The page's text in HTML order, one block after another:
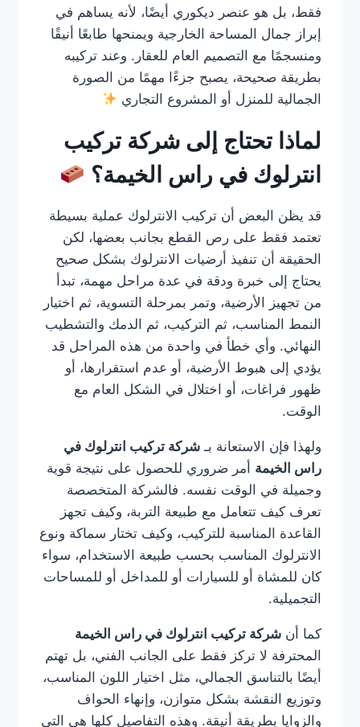
فقط، بل هو عنصر ديكوري أيضًا، لأنه يساهم في
إبراز جمال المساحة الخارجية ويمنحها طابعًا أنيقًا
ومنسجمًا مع التصميم العام للعقار. وعند تركيبه
بطريقة صحيحة، يصبح جزءًا مهمًا من الصورة
الجمالية للمنزل أو المشروع التجاري
لماذا تحتاج إلى شركة تركيب
انترلوك في راس الخيمة؟
قد يظن البعض أن تركيب الانترلوك عملية بسيطة
تعتمد فقط على رص القطع بجانب بعضها، لكن
الحقيقة أن تنفيذ أرضيات الانترلوك بشكل صحيح
يحتاج إلى خبرة ودقة في عدة مراحل مهمة، تبدأ
من تجهيز الأرضية، وتمر بمرحلة التسوية، ثم اختيار
النمط المناسب، ثم التركيب، ثم الدمك والتشطيب
النهائي. وأي خطأ في واحدة من هذه المراحل قد
يؤدي إلى هبوط الأرضية، أو عدم استقرارها، أو
ظهور فراغات، أو اختلال في الشكل العام مع
الوقت.
ولهذا فإن الاستعانة بـ شركة تركيب انترلوك في
راس الخيمة أمر ضروري للحصول على نتيجة قوية
وجميلة في الوقت نفسه. فالشركة المتخصصة
تعرف كيف تتعامل مع طبيعة التربة، وكيف تجهز
القاعدة المناسبة للتركيب، وكيف تختار سماكة ونوع
الانترلوك المناسب بحسب طبيعة الاستخدام، سواء
كان للمشاة أو للسيارات أو للمداخل أو للمساحات
التجميلية.
كما أن شركة تركيب انترلوك في راس الخيمة
المحترفة لا تركز فقط على الجانب الفني، بل تهتم
أيضًا بالتناسق الجمالي، مثل اختيار اللون المناسب،
وتوزيع النقشة بشكل متوازن، وإنهاء الحواف
والزوايا بطريقة أنيقة. وهذه التفاصيل كلها هي التي